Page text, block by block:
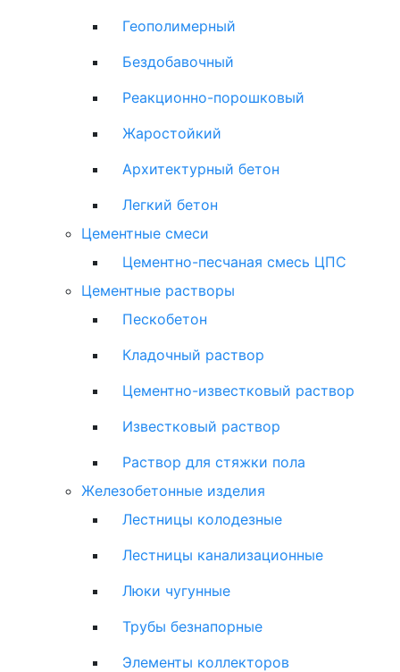
Геополимерный
Бездобавочный
Реакционно-порошковый
Жаростойкий
Архитектурный бетон
Легкий бетон
Цементные смеси
Цементно-песчаная смесь ЦПС
Цементные растворы
Пескобетон
Кладочный раствор
Цементно-известковый раствор
Известковый раствор
Раствор для стяжки пола
Железобетонные изделия
Лестницы колодезные
Лестницы канализационные
Люки чугунные
Трубы безнапорные
Элементы коллекторов